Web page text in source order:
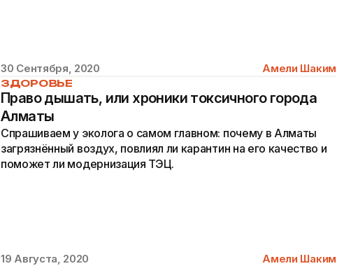
30 Сентября, 2020 Амели Шаким
ЗДОРОВЬЕ
Право дышать, или хроники токсичного города
Алматы
Спрашиваем у эколога о самом главном: почему в Алматы
загрязнённый воздух, повлиял ли карантин на его качество и
поможет ли модернизация ТЭЦ.
19 Августа, 2020 Амели Шаким